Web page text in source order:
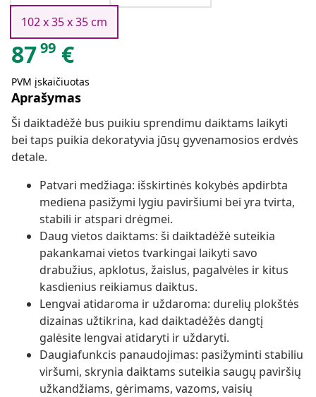
102 x 35 x 35 cm
8799 €
PVM įskaičiuotas
Aprašymas
Ši daiktadėžė bus puikiu sprendimu daiktams laikyti
bei taps puikia dekoratyvia jūsų gyvenamosios erdvės
detale.
Patvari medžiaga: išskirtinės kokybės apdirbta
mediena pasižymi lygiu paviršiumi bei yra tvirta,
stabili ir atspari drėgmei.
Daug vietos daiktams: ši daiktadėžė suteikia
pakankamai vietos tvarkingai laikyti savo
drabužius, apklotus, žaislus, pagalvėles ir kitus
kasdienius reikiamus daiktus.
Lengvai atidaroma ir uždaroma: durelių plokštės
dizainas užtikrina, kad daiktadėžės dangtį
galėsite lengvai atidaryti ir uždaryti.
Daugiafunkcis panaudojimas: pasižyminti stabiliu
viršumi, skrynia daiktams suteikia saugų paviršių
užkandžiams, gėrimams, vazoms, vaisių